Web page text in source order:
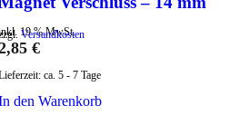
19 % MwSt.
Versandkosten
€
ca. 5 - 7 Tage
den Warenkorb